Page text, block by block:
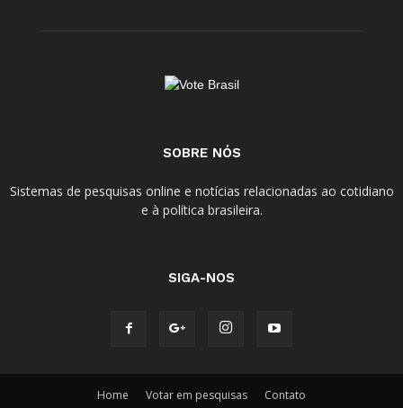
SOBRE NÓS
Sistemas de pesquisas online e notícias relacionadas ao cotidiano
e à política brasileira.
SIGA-NOS
Home Votar em pesquisas Contato